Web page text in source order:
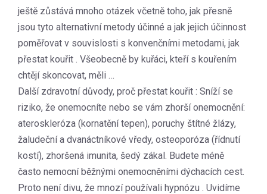
ještě zůstává mnoho otázek včetně toho, jak přesně
jsou tyto alternativní metody účinné a jak jejich účinnost
poměřovat v souvislosti s konvenčními metodami, jak
přestat kouřit . Všeobecně by kuřáci, kteří s kouřením
chtějí skoncovat, měli …
Další zdravotní důvody, proč přestat kouřit : Sníží se
riziko, že onemocníte nebo se vám zhorší onemocnění:
ateroskleróza (kornatění tepen), poruchy štítné žlázy,
žaludeční a dvanáctníkové vředy, osteoporóza (řídnutí
kostí), zhoršená imunita, šedý zákal. Budete méně
často nemocní běžnými onemocněními dýchacích cest.
Proto není divu, že mnozí používali hypnózu . Uvidíme